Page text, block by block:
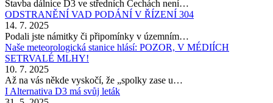
Stavba dálnice D3 ve středních Čechách není…
ODSTRANĚNÍ VAD PODÁNÍ V ŘÍZENÍ 304
14. 7. 2025
Podali jste námitky či připomínky v územním…
Naše meteorologická stanice hlásí: POZOR, V MÉDIÍCH
SETRVALÉ MLHY!
10. 7. 2025
Až na vás někde vyskočí, že „spolky zase u…
I Alternativa D3 má svůj leták